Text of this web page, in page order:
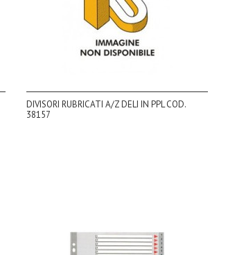
DIVISORI RUBRICATI A/Z DELI IN PPL COD.
38157